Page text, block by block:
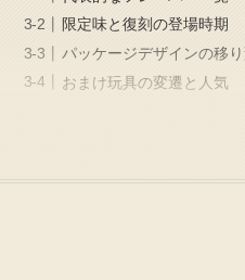
限定味と復刻の登場時期
パッケージデザインの移
おまけ玩具の変遷と人気